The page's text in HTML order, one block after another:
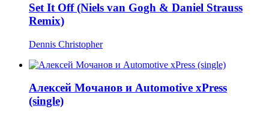
Set It Off (Niels van Gogh & Daniel Strauss
Remix)
Dennis Christopher
Алексей Мочанов и Automotive хPress
(single)